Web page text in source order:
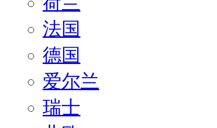
法国
德国
爱尔兰
瑞士